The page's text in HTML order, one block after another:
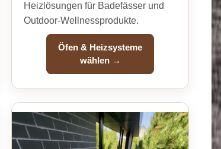
Heizlösungen für Badefässer und
Outdoor-Wellnessprodukte.
Öfen & Heizsysteme
wählen →